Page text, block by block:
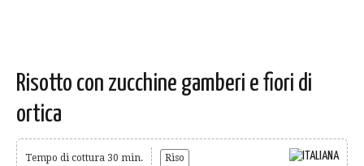
Risotto con zucchine gamberi e fiori di
ortica
Tempo di cottura 30 min. Riso